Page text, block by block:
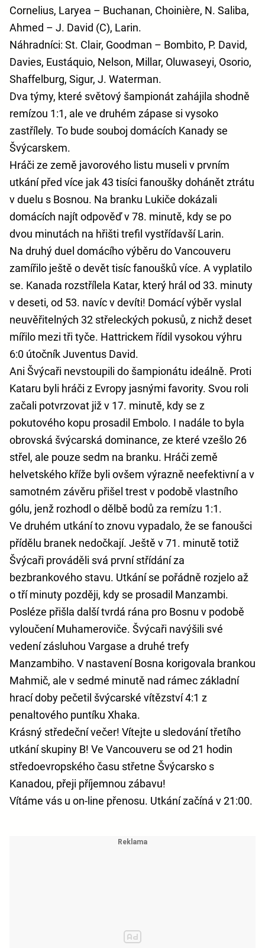
Cornelius, Laryea – Buchanan, Choinière, N. Saliba,
Ahmed – J. David (C), Larin.
Náhradníci: St. Clair, Goodman – Bombito, P. David,
Davies, Eustáquio, Nelson, Millar, Oluwaseyi, Osorio,
Shaffelburg, Sigur, J. Waterman.
‎Dva týmy, které světový šampionát zahájila shodně
remízou 1:1, ale ve druhém zápase si vysoko
zastřílely. To bude souboj domácích Kanady se
Švýcarskem.
‎Hráči ze země javorového listu museli v prvním
utkání před více jak 43 tisíci fanoušky dohánět ztrátu
v duelu s Bosnou. Na branku Lukiče dokázali
domácích najít odpověď v 78. minutě, kdy se po
dvou minutách na hřišti trefil vystřídavší Larin.
‎Na druhý duel domácího výběru do Vancouveru
zamířilo ještě o devět tisíc fanoušků více. A vyplatilo
se. Kanada rozstřílela Katar, který hrál od 33. minuty
v deseti, od 53. navíc v devíti! Domácí výběr vyslal
neuvěřitelných 32 střeleckých pokusů, z nichž deset
mířilo mezi tři tyče. Hattrickem řídil vysokou výhru
6:0 útočník Juventus David.
‎Ani Švýcaři nevstoupili do šampionátu ideálně. Proti
Kataru byli hráči z Evropy jasnými favority. Svou roli
začali potvrzovat již v 17. minutě, kdy se z
pokutového kopu prosadil Embolo. I nadále to byla
obrovská švýcarská dominance, ze které vzešlo 26
střel, ale pouze sedm na branku. Hráči země
helvetského kříže byli ovšem výrazně neefektivní a v
samotném závěru přišel trest v podobě vlastního
gólu, jenž rozhodl o dělbě bodů za remízu 1:1.
‎Ve druhém utkání to znovu vypadalo, že se fanoušci
přídělu branek nedočkají. Ještě v 71. minutě totiž
Švýcaři prováděli svá první střídání za
bezbrankového stavu. Utkání se pořádně rozjelo až
o tří minuty později, kdy se prosadil Manzambi.
Posléze přišla další tvrdá rána pro Bosnu v podobě
vyloučení Muhameroviče. Švýcaři navýšili své
vedení zásluhou Vargase a druhé trefy
Manzambiho. V nastavení Bosna korigovala brankou
Mahmič, ale v sedmé minutě nad rámec základní
hrací doby pečetil švýcarské vítězství 4:1 z
penaltového puntíku Xhaka.
Krásný středeční večer! Vítejte u sledování třetího
utkání skupiny B! Ve Vancouveru se od 21 hodin
středoevropského času střetne Švýcarsko s
Kanadou, přeji příjemnou zábavu!
Vítáme vás u on-line přenosu. Utkání začíná v 21:00.